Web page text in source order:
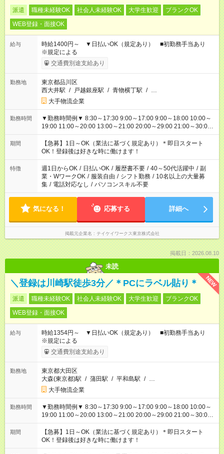
派遣 職種未経験OK 社会人未経験OK 大学生歓迎
ブランクOK
WEB登録・面接OK
給与
時給1400円～ ▼日払いOK（規定あり） ■初勤務手当あり
※規定による
交通費別途支給あり
勤務地
東京都品川区
西大井駅 / 戸越銀座駅 / 青物横丁駅 / …
大手物流企業
勤務時間
▼勤務時間例▼ 8:30～17:30 9:00～17:00 9:00～18:00 10:00～
19:00 11:00～20:00 13:00～21:00 20:00～29:00 21:00～30:00
22:00～31:00 上記以外にもシフトパターンあり！ 短時間の勤務
もご紹介できる場合があるのでご相談ください！ ご都合に合わ
せてお仕事をご案内します＾＾
期間
【急募】1日～OK（業法に基づく規定あり）＊即日スタート
OK！登録後は好きな時に働けます！
特徴 週1日からOK / 日払いOK / 履歴書不要 / 40～50代活躍中 / 副
業・WワークOK / 服装自由 / シフト勤務 / 10名以上の大量募
集 / 電話対応なし / パソコンスキル不要
気になる！ 応募する 詳細へ
掲載元企業名 テイケイワークス東京株式会社
掲載日：2026.08.10
未読
NEW
＼登録は川崎駅徒歩3分／＊PCにラベル貼り＊
派遣 職種未経験OK 社会人未経験OK 大学生歓迎
ブランクOK
WEB登録・面接OK
給与
時給1354円～ ▼日払いOK（規定あり） ■初勤務手当あり
※規定による
交通費別途支給あり
勤務地
東京都大田区
大森(東京都)駅 / 蒲田駅 / 平和島駅 / …
大手物流企業
勤務時間
▼勤務時間例▼ 8:30～17:30 9:00～17:00 9:00～18:00 10:00～
19:00 11:00～20:00 13:00～21:00 20:00～29:00 21:00～30:00
22:00～31:00 上記以外にもシフトパターンあり！ 短時間の勤務
もご紹介できる場合があるのでご相談ください！ ご都合に合わ
せてお仕事をご案内します＾＾
期間
【急募】1日～OK（業法に基づく規定あり）＊即日スタート
OK！登録後は好きな時に働けます！